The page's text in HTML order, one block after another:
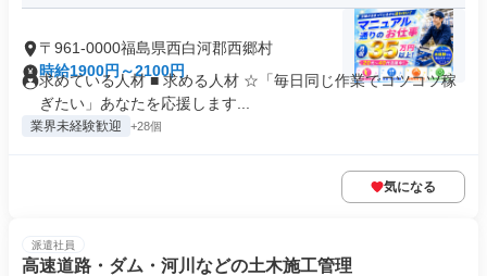
〒961-0000福島県西白河郡西郷村
時給1900円～2100円
求めている人材 ■ 求める人材 ☆「毎日同じ作業でコツコツ稼
ぎたい」あなたを応援します...
業界未経験歓迎 +28個
気になる
派遣社員
高速道路・ダム・河川などの土木施工管理